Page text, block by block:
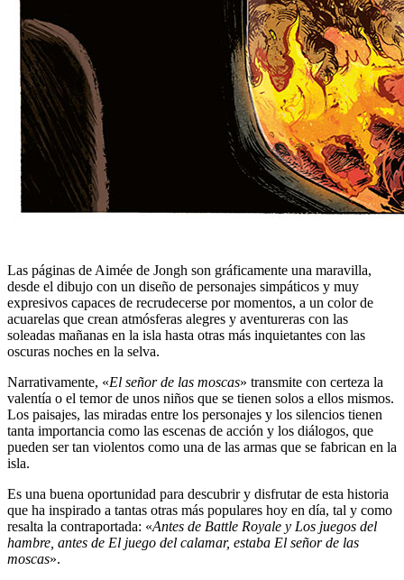
Las páginas de Aimée de Jongh son gráficamente una maravilla,
desde el dibujo con un diseño de personajes simpáticos y muy
expresivos capaces de recrudecerse por momentos, a un color de
acuarelas que crean atmósferas alegres y aventureras con las
soleadas mañanas en la isla hasta otras más inquietantes con las
oscuras noches en la selva.
Narrativamente, «El señor de las moscas» transmite con certeza la
valentía o el temor de unos niños que se tienen solos a ellos mismos.
Los paisajes, las miradas entre los personajes y los silencios tienen
tanta importancia como las escenas de acción y los diálogos, que
pueden ser tan violentos como una de las armas que se fabrican en la
isla.
Es una buena oportunidad para descubrir y disfrutar de esta historia
que ha inspirado a tantas otras más populares hoy en día, tal y como
resalta la contraportada: «Antes de Battle Royale y Los juegos del
hambre, antes de El juego del calamar, estaba El señor de las
moscas».